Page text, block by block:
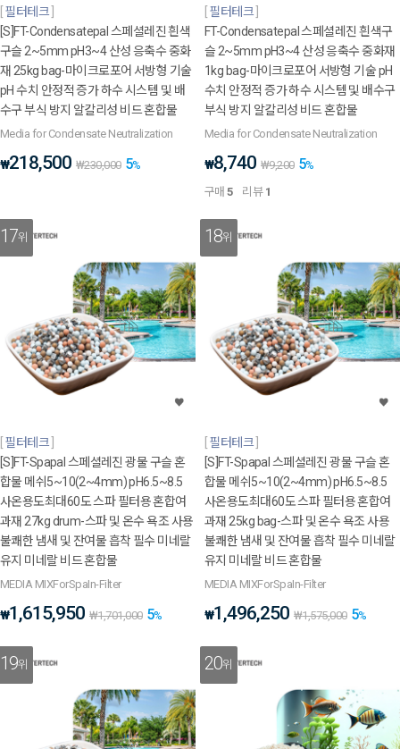
필터테크
[S]FT-Condensatepal 스페셜레진 흰색
구슬 2~5mm pH3~4 산성 응축수 중화
재 25kg bag-마이크로포어 서방형 기술
pH 수치 안정적 증가 하수 시스템 및 배
수구 부식 방지 알칼리성 비드 혼합물
Media for Condensate Neutralization
₩218,500 ₩230,000 5%
필터테크
FT-Condensatepal 스페셜레진 흰색구
슬 2~5mm pH3~4 산성 응축수 중화재
1kg bag-마이크로포어 서방형 기술 pH
수치 안정적 증가 하수 시스템 및 배수구
부식 방지 알칼리성 비드 혼합물
Media for Condensate Neutralization
₩8,740 ₩9,200 5%
구매5 리뷰 1
17위
필터테크
[S]FT-Spapal 스페셜레진 광물 구슬 혼
합물 메쉬5~10(2~4mm) pH6.5~8.5
사온용도최대60도 스파 필터용 혼합여
과재 27kg drum-스파 및 온수 욕조 사용
불쾌한 냄새 및 잔여물 흡착 필수 미네랄
유지 미네랄 비드 혼합물
MEDIA MIXForSpaIn-Filter
₩1,615,950 ₩1,701,000 5%
18위
필터테크
[S]FT-Spapal 스페셜레진 광물 구슬 혼
합물 메쉬5~10(2~4mm) pH6.5~8.5
사온용도최대60도 스파 필터용 혼합여
과재 25kg bag-스파 및 온수 욕조 사용
불쾌한 냄새 및 잔여물 흡착 필수 미네랄
유지 미네랄 비드 혼합물
MEDIA MIXForSpaIn-Filter
₩1,496,250 ₩1,575,000 5%
19위 20위